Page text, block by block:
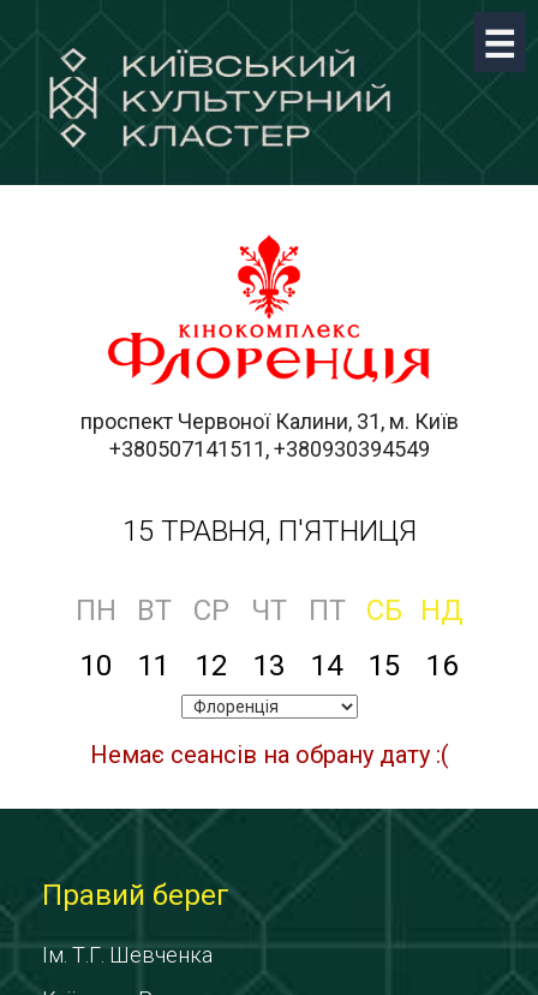
проспект Червоної Калини, 31, м. Київ
+380507141511, +380930394549
15 ТРАВНЯ, П'ЯТНИЦЯ
ПН ВТ СР ЧТ ПТ СБ
НД
10
11 12 13 14 15 16
Немає сеансів на обрану дату :(
Правий берег
Ім. Т.Г. Шевченка